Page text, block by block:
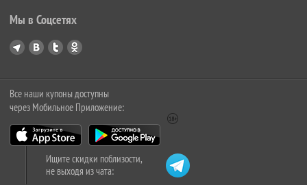
Мы в Соцсетях
Все наши купоны доступны
через Мобильное Приложение:
Ищите скидки поблизости,
не выходя из чата: